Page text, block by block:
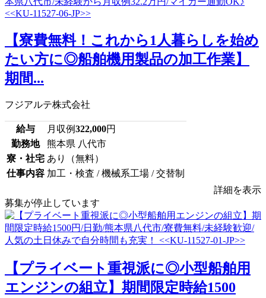
【寮費無料！これから1人暮らしを始め
たい方に◎船舶機用製品の加工作業】
期間...
フジアルテ株式会社
給与 月収例322,000円
勤務地
熊本県 八代市
寮・社宅 あり（無料）
仕事内容 加工・検査 / 機械系工場 / 交替制
詳細を表示
募集が停止しています
【プライベート重視派に◎小型船舶用
エンジンの組立】期間限定時給1500